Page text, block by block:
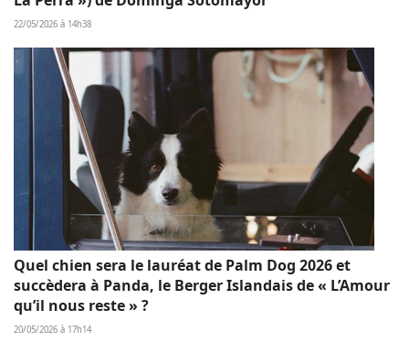
22/05/2026 à 14h38
Quel chien sera le lauréat de Palm Dog 2026 et
succèdera à Panda, le Berger Islandais de « L’Amour
qu’il nous reste » ?
20/05/2026 à 17h14